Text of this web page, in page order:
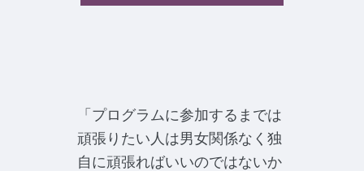
プログラムに参加するまでは
頑張りたい人は男女関係なく独
自に頑張ればいいのではないか